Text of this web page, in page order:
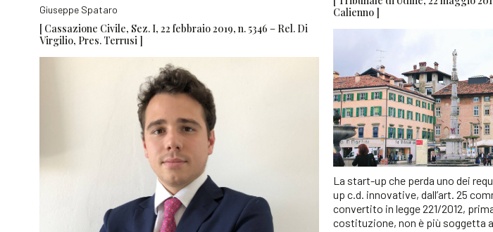
Giuseppe Spataro
[ Cassazione Civile, Sez. I, 22 febbraio 2019, n. 5346 – Rel. Di
Virgilio, Pres. Terrusi ]
Calienno ]
La start-up che perda uno dei
up c.d. innovative, dall’art. 25
convertito in legge 221/2012,
costituzione, non è più soggetta